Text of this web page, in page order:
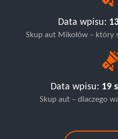
Data wpisu:
Skup aut Mikołów – który
Data wpisu: 19
Skup aut – dlaczego